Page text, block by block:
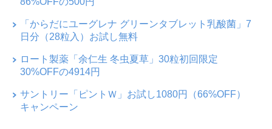
「からだにユーグレナ グリーンタブレット乳酸菌」7
日分（28粒入）お試し無料
ロート製薬「余仁生 冬虫夏草」30粒初回限定
30%OFFの4914円
サントリー「ピントＷ」お試し1080円（66%OFF）
キャンペーン